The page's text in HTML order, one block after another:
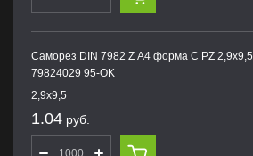
Саморез DIN 7982 Z А4 форма С PZ 2,9х9,5
79824029 95-OK
2,9х9,5
1.04 руб.